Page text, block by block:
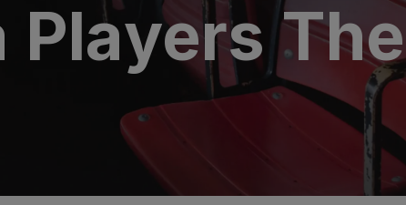
Players